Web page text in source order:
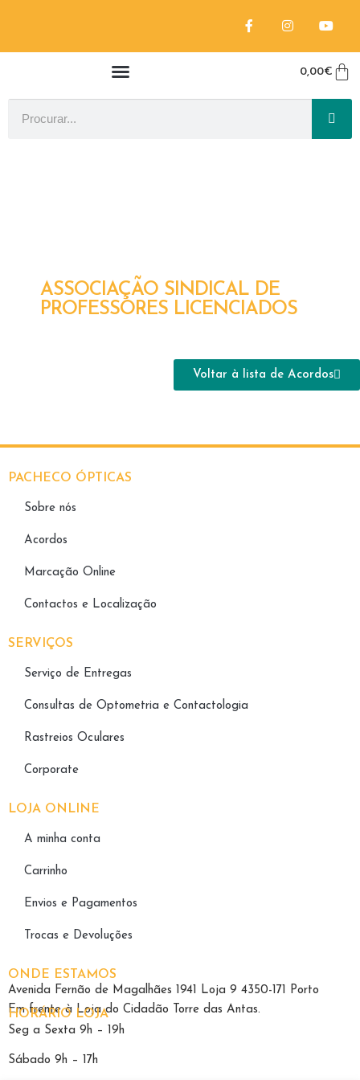
0,00€
ASSOCIAÇÃO SINDICAL DE
PROFESSORES LICENCIADOS
Voltar à lista de Acordos
PACHECO ÓPTICAS
Sobre nós
Acordos
Marcação Online
Contactos e Localização
SERVIÇOS
Serviço de Entregas
Consultas de Optometria e Contactologia​
Rastreios Oculares
Corporate
LOJA ONLINE
A minha conta
Carrinho
Envios e Pagamentos
Trocas e Devoluções
ONDE ESTAMOS
Avenida Fernão de Magalhães 1941 Loja 9 4350-171 Porto
Em frente à Loja do Cidadão Torre das Antas.
HORÁRIO LOJA
Seg a Sexta 9h – 19h
Sábado 9h – 17h